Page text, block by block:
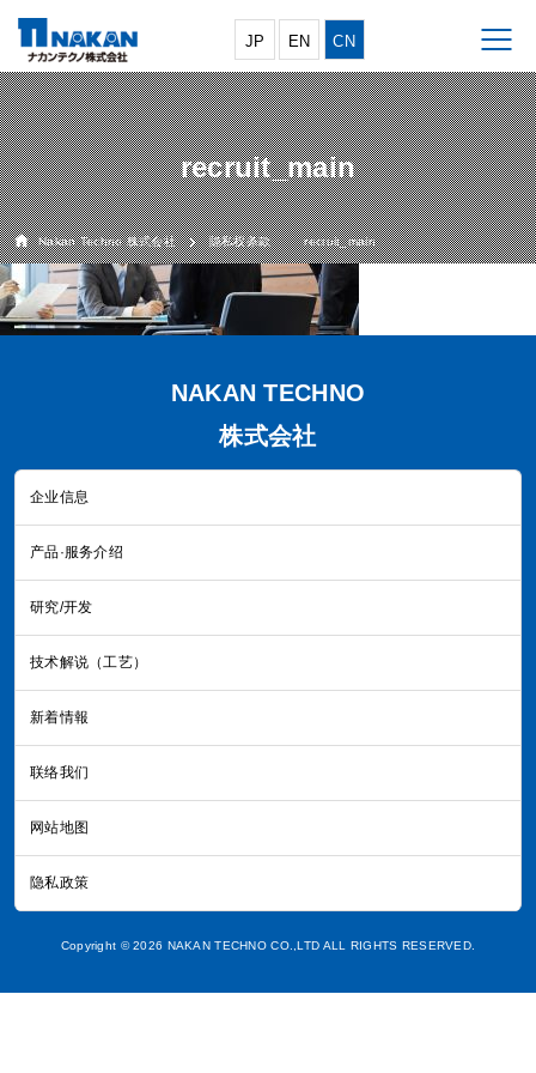
JP EN CN
recruit_main
Nakan Techno 株式会社 隐私权条款 recruit_main
NAKAN TECHNO
株式会社
企业信息
产品·服务介绍
研究/开发
技术解说（工艺）
新着情報
联络我们
网站地图
隐私政策
Copyright © 2026 NAKAN TECHNO CO.,LTD ALL RIGHTS RESERVED.